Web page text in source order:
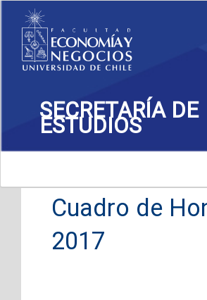
SECRETARÍA DE
ESTUDIOS
Cuadro de
2017